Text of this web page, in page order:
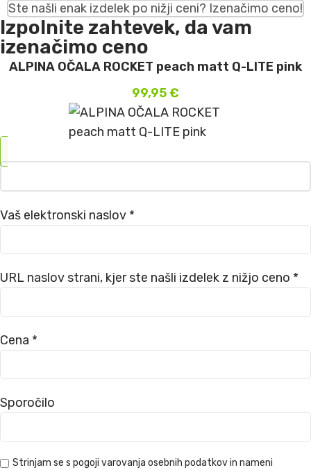
Ste našli enak izdelek po nižji ceni? Izenačimo ceno!
Izpolnite zahtevek, da vam
izenačimo ceno
ALPINA OČALA ROCKET peach matt Q-LITE pink
99,95€
Vaš elektronski naslov *
URL naslov strani, kjer ste našli izdelek z nižjo ceno *
Cena *
Sporočilo
Strinjam se s pogoji varovanja osebnih podatkov in nameni